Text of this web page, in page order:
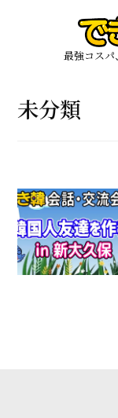
最強コス
未分類